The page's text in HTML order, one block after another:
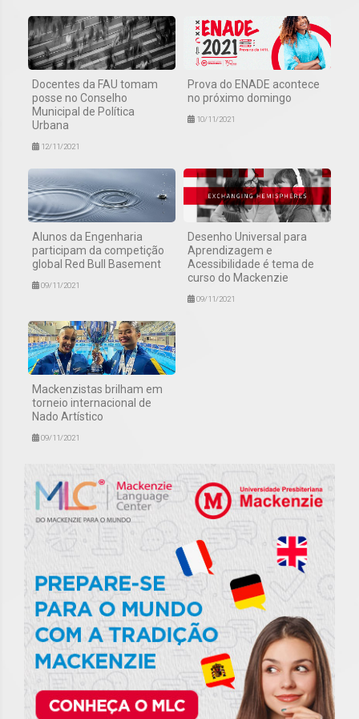
Docentes da FAU tomam
posse no Conselho
Municipal de Política
Urbana
12/11/2021
Prova do ENADE acontece
no próximo domingo
10/11/2021
Alunos da Engenharia
participam da competição
global Red Bull Basement
09/11/2021
Desenho Universal para
Aprendizagem e
Acessibilidade é tema de
curso do Mackenzie
09/11/2021
Mackenzistas brilham em
torneio internacional de
Nado Artístico
09/11/2021